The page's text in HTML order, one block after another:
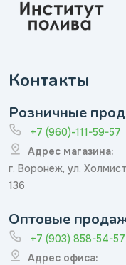
Контакты
Розничные
+7 (960)-111-59-57
Адрес магазина:
г. Воронеж, ул.
136
Оптовые
+7 (903) 858-54-57
Адрес офиса: